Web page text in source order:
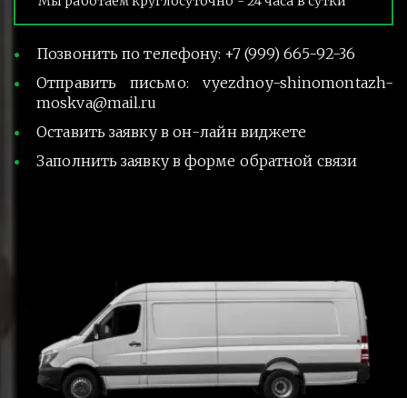
Позвонить по телефону: +7 (999) 665-92-36
Отправить письмо: vyezdnoy-shinomontazh-
moskva@mail.ru
Оставить заявку в он-лайн виджете
Заполнить заявку в форме обратной связи